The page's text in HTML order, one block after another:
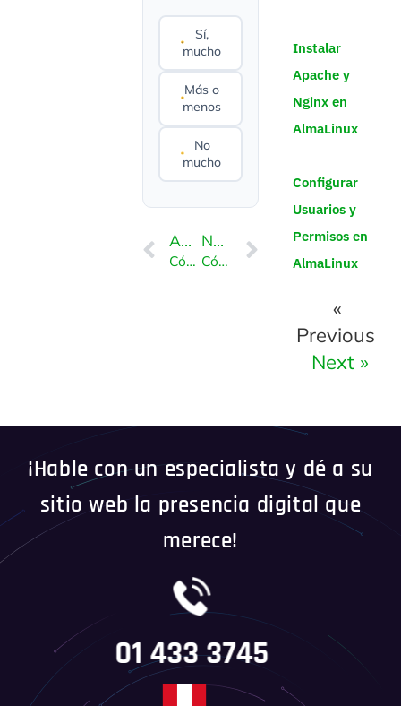
Sí,
mucho
Más o
menos
No
mucho
ANTERIOR
Cómo optimizar una base de datos a través de phpMyAdmin en cPanel
NEXT
Cómo generar y descargar una copia de seguridad completa de su cuenta en DirectAdmin
Instalar
Apache y
Nginx en
AlmaLinux
Configurar
Usuarios y
Permisos en
AlmaLinux
«
Previous
Next »
¡Hable con un especialista y dé a su
sitio web la presencia digital que
merece!
01 433 3745